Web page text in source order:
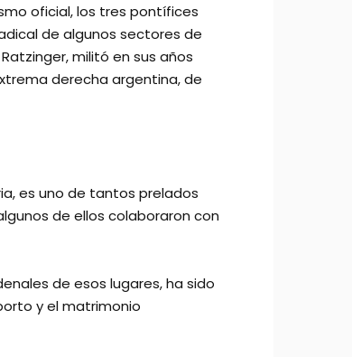
oficial, los tres pontífices
de algunos sectores de
militó en sus años
derecha argentina, de
es uno de tantos prelados
de ellos colaboraron con
de esos lugares, ha sido
y el matrimonio